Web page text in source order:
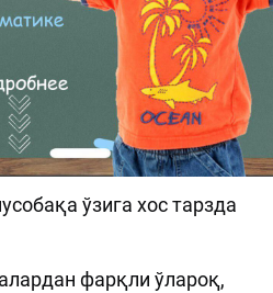
ўзига хос тарзда
фарқли ўлароқ,